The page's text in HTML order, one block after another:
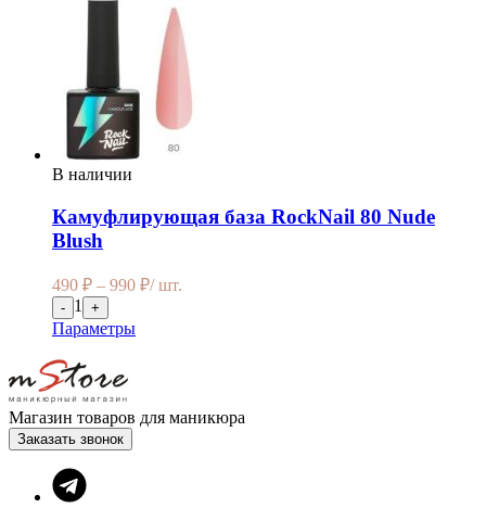
В наличии
Камуфлирующая база RockNail 80 Nude
Blush
490 ₽ – 990 ₽/ шт.
- 1 +
Параметры
Магазин товаров для маникюра
Заказать звонок